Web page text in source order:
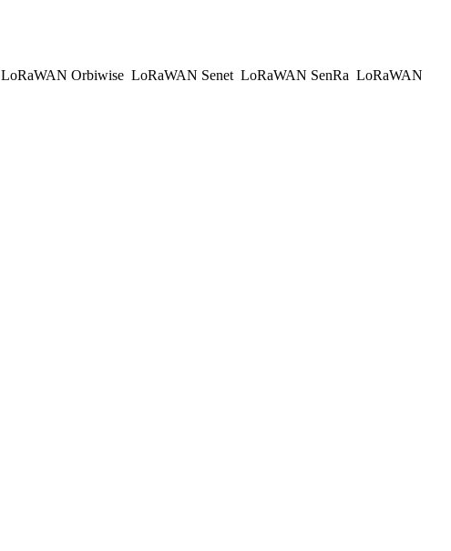
LoRaWAN Orbiwise LoRaWAN Senet LoRaWAN SenRa LoRaWAN